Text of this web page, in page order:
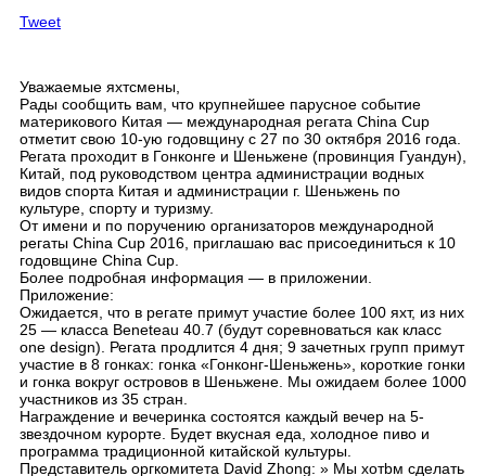
Tweet
Уважаемые яхтсмены,
Рады сообщить вам, что крупнейшее парусное событие
материкового Китая — международная регата China Cup
отметит свою 10-ую годовщину с 27 по 30 октября 2016 года.
Регата проходит в Гонконге и Шеньжене (провинция Гуандун),
Китай, под руководством центра администрации водных
видов спорта Китая и администрации г. Шеньжень по
культуре, спорту и туризму.
От имени и по поручению организаторов международной
регаты China Cup 2016, приглашаю вас присоединиться к 10
годовщине China Cup.
Более подробная информация — в приложении.
Приложение:
Ожидается, что в регате примут участие более 100 яхт, из них
25 — класса Beneteau 40.7 (будут соревноваться как класс
one design). Регата продлится 4 дня; 9 зачетных групп примут
участие в 8 гонках: гонка «Гонконг-Шеньжень», короткие гонки
и гонка вокруг островов в Шеньжене. Мы ожидаем более 1000
участников из 35 стран.
Награждение и вечеринка состоятся каждый вечер на 5-
звездочном курорте. Будет вкусная еда, холодное пиво и
программа традиционной китайской культуры.
Представитель оргкомитета David Zhong: » Мы хотbм сделать